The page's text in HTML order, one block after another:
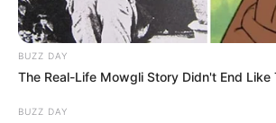
BUZZ DAY
The Real-Life Mowgli Story Didn't End Like
BUZZ DAY